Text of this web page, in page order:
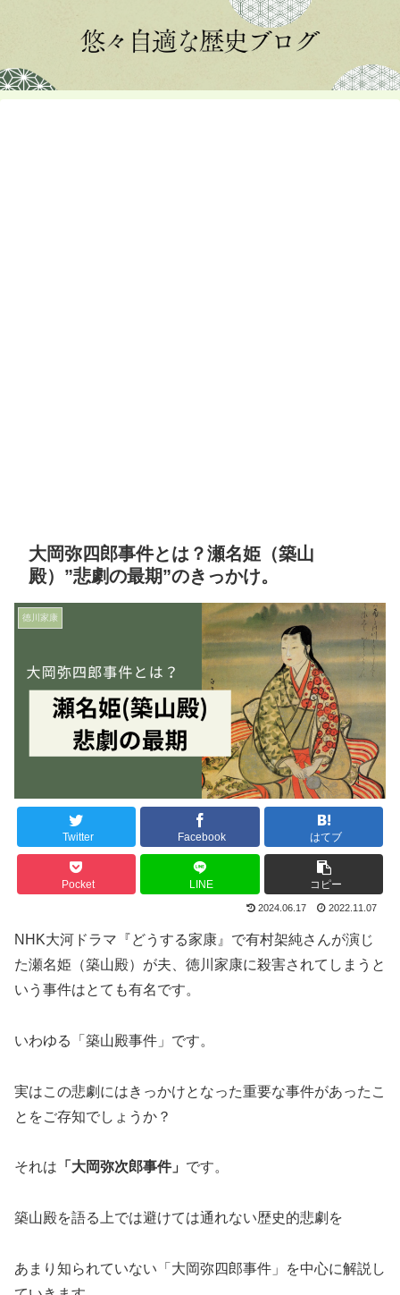
大岡弥四郎事件とは？瀬名姫（築山
殿）”悲劇の最期”のきっかけ。
徳川家康
Twitter Facebook はてブ
Pocket LINE コピー
2024.06.17 2022.11.07
NHK大河ドラマ『どうする家康』で有村架純さんが演じ
た瀬名姫（築山殿）が夫、徳川家康に殺害されてしまうと
いう事件はとても有名です。
いわゆる「築山殿事件」です。
実はこの悲劇にはきっかけとなった重要な事件があったこ
とをご存知でしょうか？
それは 「大岡弥次郎事件」 です。
築山殿を語る上では避けては通れない歴史的悲劇を
あまり知られていない「大岡弥四郎事件」を中心に解説し